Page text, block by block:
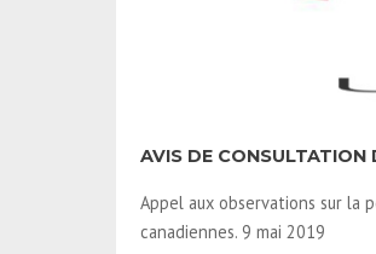
AVIS DE CONSULTATION
Appel aux observations sur la
canadiennes. 9 mai 2019